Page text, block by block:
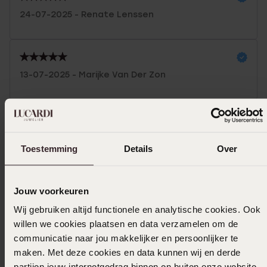
Toestemming Details Over
Jouw voorkeuren
Wij gebruiken altijd functionele en analytische cookies. Ook
willen we cookies plaatsen en data verzamelen om de
communicatie naar jou makkelijker en persoonlijker te
maken. Met deze cookies en data kunnen wij en derde
24-07-2025 - Renate Lenssen
13-07-2025 - Marijke Van Der Zon
Ook leuk voor jou